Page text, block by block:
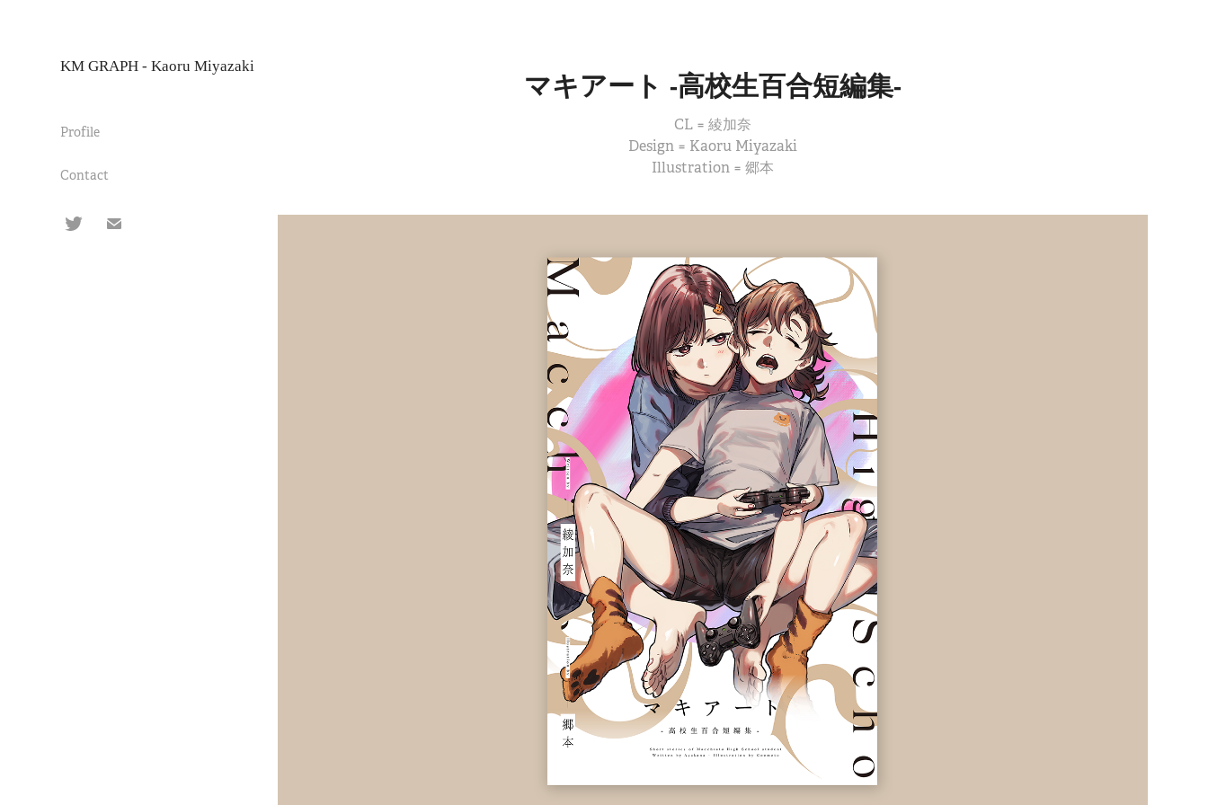
KM GRAPH - Kaoru Miyazaki
Profile
Contact
マキアート -高校生百合短編集-
CL = 綾加奈
Design = Kaoru Miyazaki
Illustration = 郷本